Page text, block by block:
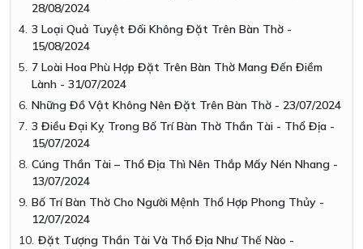
28/08/2024
3 Loại Quả Tuyệt Đối Không Đặt Trên Bàn Thờ -
15/08/2024
7 Loài Hoa Phù Hợp Đặt Trên Bàn Thờ Mang Đến Điềm
Lành - 31/07/2024
Những Đồ Vật Không Nên Đặt Trên Bàn Thờ - 23/07/2024
3 Điều Đại Kỵ Trong Bố Trí Bàn Thờ Thần Tài - Thổ Địa -
15/07/2024
Cúng Thần Tài – Thổ Địa Thì Nên Thắp Mấy Nén Nhang -
13/07/2024
Bố Trí Bàn Thờ Cho Người Mệnh Thổ Hợp Phong Thủy -
12/07/2024
Đặt Tượng Thần Tài Và Thổ Địa Như Thế Nào -